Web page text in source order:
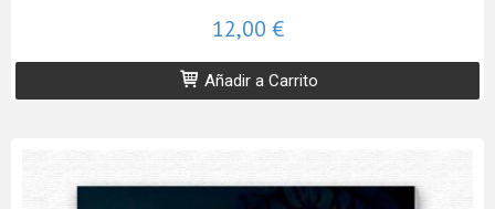
12,00 €
Añadir a Carrito